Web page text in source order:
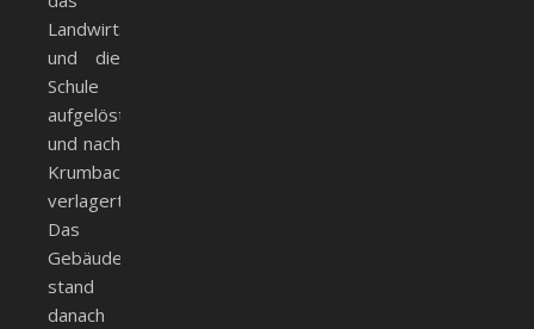
Landwirtschaftsamt
und die
Schule
aufgelöst
und nach
Krumbach
verlagert.
Das
Gebäude
stand
danach